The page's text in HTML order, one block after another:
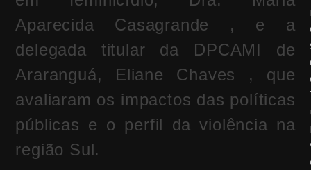
Aparecida Casagrande , e a
delegada titular da DPCAMI de
Araranguá, Eliane Chaves , que
avaliaram os impactos das políticas
públicas e o perfil da violência na
região Sul.